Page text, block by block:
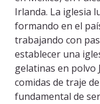
Irlanda. La iglesia
formando en el
trabajando con
establecer una
gelatinas en polvo
comidas de traje
fundamental de